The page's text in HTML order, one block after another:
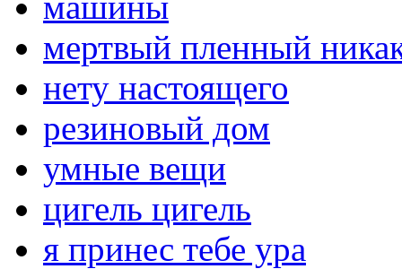
мертвый пленный
нету настоящего
резиновый дом
умные вещи
цигель цигель
я принес тебе ура